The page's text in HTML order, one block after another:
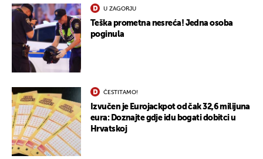
U ZAGORJU
Teška prometna nesreća! Jedna osoba
poginula
ČESTITAMO!
Izvučen je Eurojackpot od čak 32,6 milijuna
eura: Doznajte gdje idu bogati dobitci u
Hrvatskoj